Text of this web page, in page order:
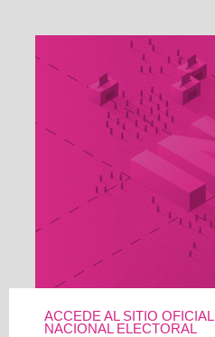
ACCEDE AL SITIO
NACIONAL ELECTORAL